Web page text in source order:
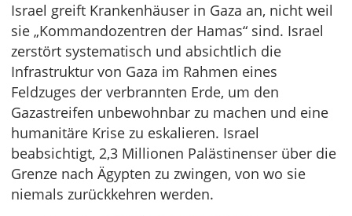
Israel greift Krankenhäuser in Gaza an, nicht weil
sie „Kommandozentren der Hamas“ sind. Israel
zerstört systematisch und absichtlich die
Infrastruktur von Gaza im Rahmen eines
Feldzuges der verbrannten Erde, um den
Gazastreifen unbewohnbar zu machen und eine
humanitäre Krise zu eskalieren. Israel
beabsichtigt, 2,3 Millionen Palästinenser über die
Grenze nach Ägypten zu zwingen, von wo sie
niemals zurückkehren werden.